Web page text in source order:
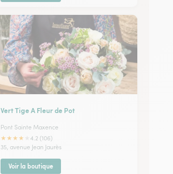
Vert Tige A Fleur de Pot
Pont Sainte Maxence
★★★★
4.2 (106)
35, avenue Jean Jaurès
Voir la boutique